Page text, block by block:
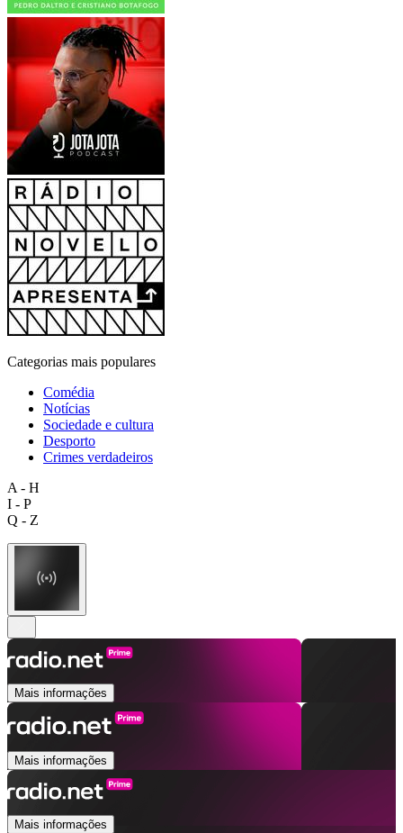
Categorias mais populares
Comédia
Notícias
Sociedade e cultura
Desporto
Crimes verdadeiros
A - H
I - P
Q - Z
Mais informações
Mais informações
Mais informações